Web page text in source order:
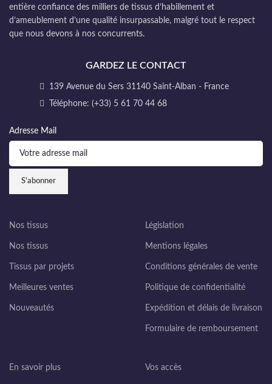
entière confiance des milliers de tissus d’habillement et
d’ameublement d’une qualité insurpassable, malgré tout le respect
que nous devons à nos concurrents.
GARDEZ LE CONTACT
139 Avenue du Sers 31140 Saint-Alban - France
Téléphone: (+33) 5 61 70 44 68
Adresse Mail
Nos tissus
Nos tissus
Tissus par projets
Meilleures ventes
Nouveautés
Législation
Mentions légales
Conditions générales de vente
Politique de confidentialité
Expédition et délais de livraison
Formulaire de remboursement
En savoir plus Vos accès